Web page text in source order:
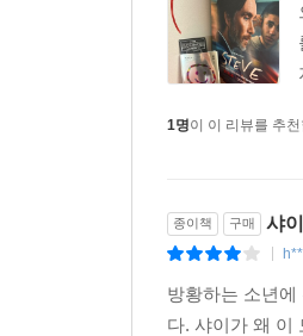
판단한 이야기라는
이보다 더 다를 수
글을 쓴다”고 묘사
적은 분량으로 더
136쪽(한국어판
작품”이라고 자부
1명이 이 리뷰를 추
종이책 구매 샤이
방황하는 소년
다. 샤이가 왜 이